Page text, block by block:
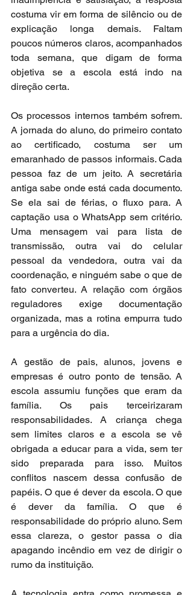
costuma vir em forma de silêncio ou de
explicação longa demais. Faltam
poucos números claros, acompanhados
toda semana, que digam de forma
objetiva se a escola está indo na
direção certa.
Os processos internos também sofrem.
A jornada do aluno, do primeiro contato
ao certificado, costuma ser um
emaranhado de passos informais. Cada
pessoa faz de um jeito. A secretária
antiga sabe onde está cada documento.
Se ela sai de férias, o fluxo para. A
captação usa o WhatsApp sem critério.
Uma mensagem vai para lista de
transmissão, outra vai do celular
pessoal da vendedora, outra vai da
coordenação, e ninguém sabe o que de
fato converteu. A relação com órgãos
reguladores exige documentação
organizada, mas a rotina empurra tudo
para a urgência do dia.
A gestão de pais, alunos, jovens e
empresas é outro ponto de tensão. A
escola assumiu funções que eram da
família. Os pais terceirizaram
responsabilidades. A criança chega
sem limites claros e a escola se vê
obrigada a educar para a vida, sem ter
sido preparada para isso. Muitos
conflitos nascem dessa confusão de
papéis. O que é dever da escola. O que
é dever da família. O que é
responsabilidade do próprio aluno. Sem
essa clareza, o gestor passa o dia
apagando incêndio em vez de dirigir o
rumo da instituição.